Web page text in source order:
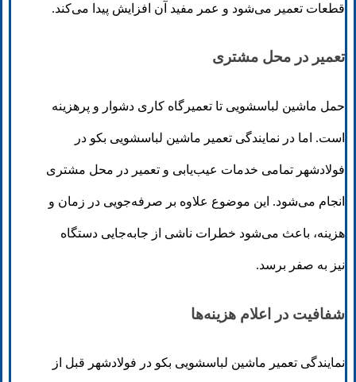
قطعات تعمیر می‌شود و عمر مفید آن افزایش پیدا می‌کند.
تعمیر در محل مشتری
حمل ماشین لباسشویی تا تعمیرگاه کاری دشوار و پرهزینه
است. اما در نمایندگی تعمیر ماشین لباسشویی بکو در
فولادشهر تمامی خدمات عیب‌یابی و تعمیر در محل مشتری
انجام می‌شود. این موضوع علاوه بر صرفه‌جویی در زمان و
هزینه، باعث می‌شود خطرات ناشی از جابه‌جایی دستگاه
نیز به صفر برسد.
شفافیت در اعلام هزینه‌ها
نمایندگی تعمیر ماشین لباسشویی بکو در فولادشهر قبل از